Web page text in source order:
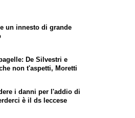
un innesto di grande
De Silvestri e
non t'aspetti, Moretti
i danni per l'addio di
è il ds leccese